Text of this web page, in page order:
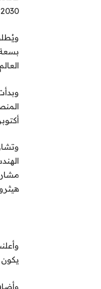
2030 الذي تستضيفه المغرب وإسبانيا والبرتغال.
يكون